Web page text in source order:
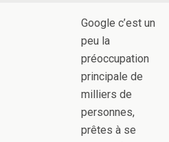
Google c’est un
peu la
préoccupation
principale de
milliers de
personnes,
prêtes à se